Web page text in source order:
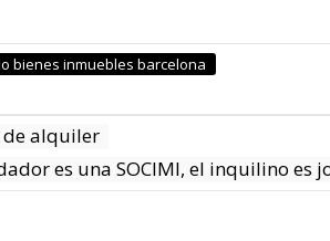
bienes inmuebles barcelona
de alquiler
es una SOCIMI, el inquilino es